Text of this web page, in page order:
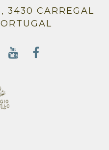
3430 CARREGAL